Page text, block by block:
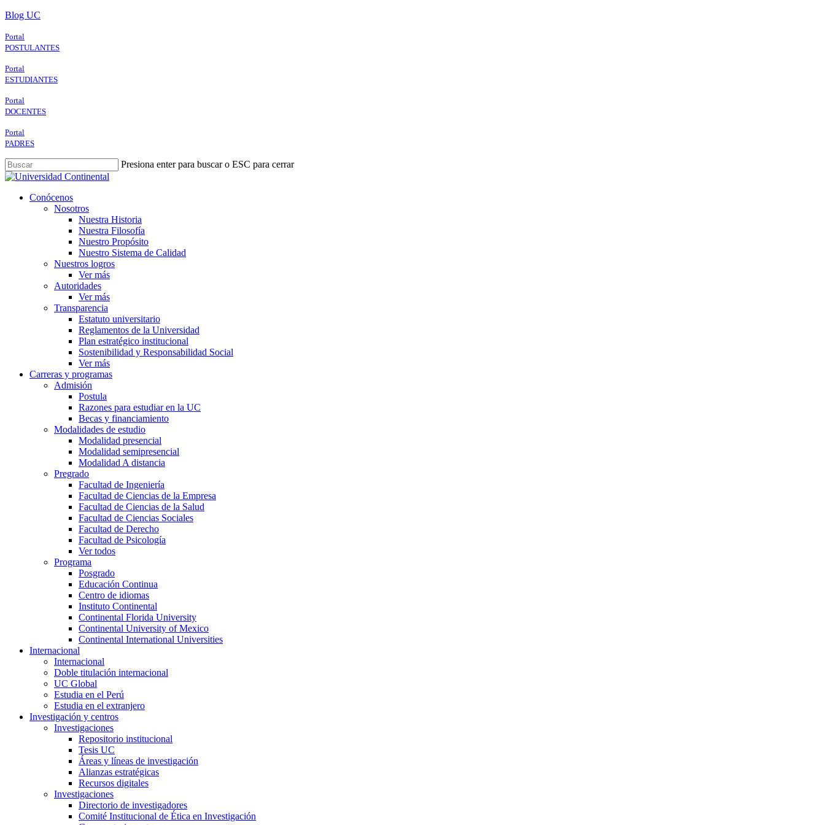
Skip
main
content
Blog UC
Portal
POSTULANTES
Portal
ESTUDIANTES
Portal
DOCENTES
Portal
PADRES
Presiona enter para buscar o ESC para cerrar
Close
search
Menu
Conócenos
Nosotros
Nuestra Historia
Nuestra Filosofía
Nuestro Propósito
Nuestro Sistema de Calidad
Nuestros logros
Ver más
Autoridades
Ver más
Transparencia
Estatuto universitario
Reglamentos de la Universidad
Plan estratégico institucional
Sostenibilidad y Responsabilidad Social
Ver más
Carreras y programas
Admisión
Postula
Razones para estudiar en la UC
Becas y financiamiento
Modalidades de estudio
Modalidad presencial
Modalidad semipresencial
Modalidad A distancia
Pregrado
Facultad de Ingeniería
Facultad de Ciencias de la Empresa
Facultad de Ciencias de la Salud
Facultad de Ciencias Sociales
Facultad de Derecho
Facultad de Psicología
Ver todos
Programa
Posgrado
Educación Continua
Centro de idiomas
Instituto Continental
Continental Florida University
Continental University of Mexico
Continental International Universities
Internacional
Internacional
Doble titulación internacional
UC Global
Estudia en el Perú
Estudia en el extranjero
Investigación y centros
Investigaciones
Repositorio institucional
Tesis UC
Áreas y líneas de investigación
Alianzas estratégicas
Recursos digitales
Investigaciones
Directorio de investigadores
Comité Institucional de Ética en Investigación